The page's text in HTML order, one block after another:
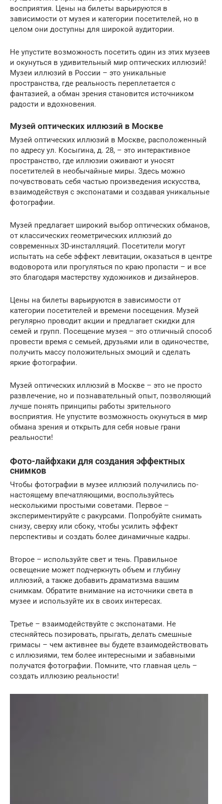
восприятия. Цены на билеты варьируются в
зависимости от музея и категории посетителей, но в
целом они доступны для широкой аудитории.
Не упустите возможность посетить один из этих музеев
и окунуться в удивительный мир оптических иллюзий!
Музеи иллюзий в России – это уникальные
пространства, где реальность переплетается с
фантазией, а обман зрения становится источником
радости и вдохновения.
Музей оптических иллюзий в Москве
Музей оптических иллюзий в Москве, расположенный
по адресу ул. Косыгина, д. 28, – это интерактивное
пространство, где иллюзии оживают и уносят
посетителей в необычайные миры. Здесь можно
почувствовать себя частью произведения искусства,
взаимодействуя с экспонатами и создавая уникальные
фотографии.
Музей предлагает широкий выбор оптических обманов,
от классических геометрических иллюзий до
современных 3D-инсталляций. Посетители могут
испытать на себе эффект левитации, оказаться в центре
водоворота или прогуляться по краю пропасти – и все
это благодаря мастерству художников и дизайнеров.
Цены на билеты варьируются в зависимости от
категории посетителей и времени посещения. Музей
регулярно проводит акции и предлагает скидки для
семей и групп. Посещение музея – это отличный способ
провести время с семьей, друзьями или в одиночестве,
получить массу положительных эмоций и сделать
яркие фотографии.
Музей оптических иллюзий в Москве – это не просто
развлечение, но и познавательный опыт, позволяющий
лучше понять принципы работы зрительного
восприятия. Не упустите возможность окунуться в мир
обмана зрения и открыть для себя новые грани
реальности!
Фото-лайфхаки для создания эффектных
снимков
Чтобы фотографии в музее иллюзий получились по-
настоящему впечатляющими, воспользуйтесь
несколькими простыми советами. Первое –
экспериментируйте с ракурсами. Попробуйте снимать
снизу, сверху или сбоку, чтобы усилить эффект
перспективы и создать более динамичные кадры.
Второе – используйте свет и тень. Правильное
освещение может подчеркнуть объем и глубину
иллюзий, а также добавить драматизма вашим
снимкам. Обратите внимание на источники света в
музее и используйте их в своих интересах.
Третье – взаимодействуйте с экспонатами. Не
стесняйтесь позировать, прыгать, делать смешные
гримасы – чем активнее вы будете взаимодействовать
с иллюзиями, тем более интересными и забавными
получатся фотографии. Помните, что главная цель –
создать иллюзию реальности!